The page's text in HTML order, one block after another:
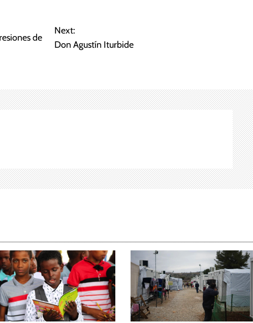
de
Next:
Don Agustín Iturbide